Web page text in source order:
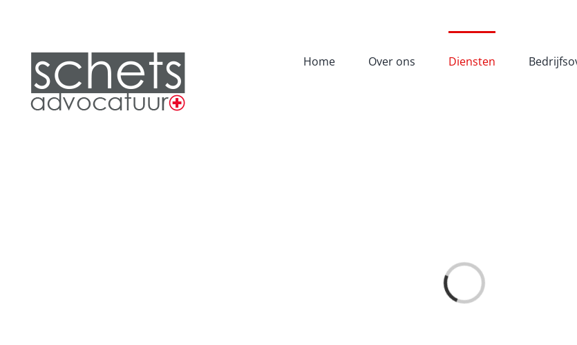
Home Over ons Diensten
Loading...